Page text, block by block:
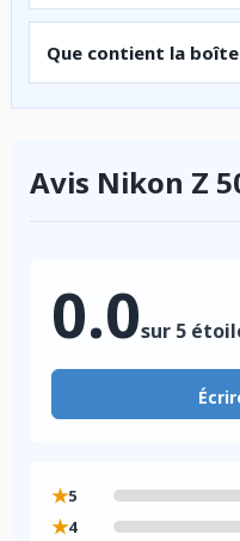
Que contient la boîte
Avis Nikon Z
0.0sur 5
★5
★4